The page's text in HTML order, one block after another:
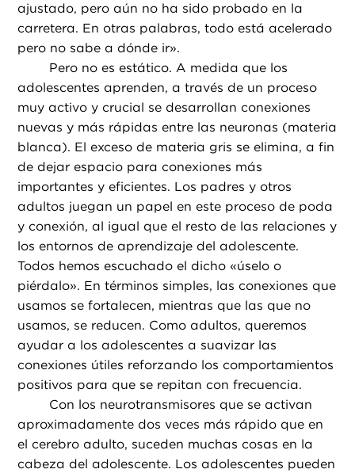
ajustado, pero aún no ha sido probado en la
carretera. En otras palabras, todo está acelerado
pero no sabe a dónde ir».
Pero no es estático. A medida que los
adolescentes aprenden, a través de un proceso
muy activo y crucial se desarrollan conexiones
nuevas y más rápidas entre las neuronas (materia
blanca). El exceso de materia gris se elimina, a fin
de dejar espacio para conexiones más
importantes y eficientes. Los padres y otros
adultos juegan un papel en este proceso de poda
y conexión, al igual que el resto de las relaciones y
los entornos de aprendizaje del adolescente.
Todos hemos escuchado el dicho «úselo o
piérdalo». En términos simples, las conexiones que
usamos se fortalecen, mientras que las que no
usamos, se reducen. Como adultos, queremos
ayudar a los adolescentes a suavizar las
conexiones útiles reforzando los comportamientos
positivos para que se repitan con frecuencia.
Con los neurotransmisores que se activan
aproximadamente dos veces más rápido que en
el cerebro adulto, suceden muchas cosas en la
cabeza del adolescente. Los adolescentes pueden